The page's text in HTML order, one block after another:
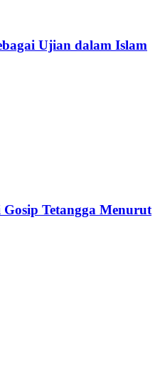
Ujian dalam Islam
Tetangga Menurut